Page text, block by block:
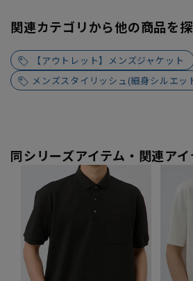
関連カテゴリから他の商品を
【アウトレット】メンズジャケット
メンズスタイリッシュ(細身シルエッ
同シリーズアイテム・関連アイ